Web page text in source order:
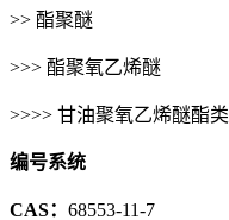
>> 酯聚醚
>>> 酯聚氧乙烯醚
>>>> 甘油聚氧乙烯醚酯类
编号系统
CAS： 68553-11-7